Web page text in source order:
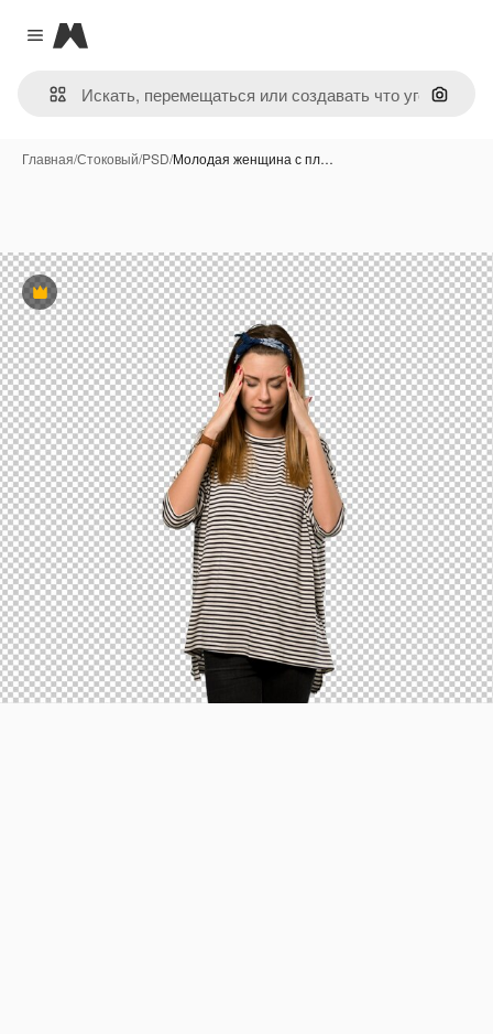
Close menu
Magnific
Поиск
Главная/Стоковый/PSD/Молодая женщина с пл…
Премиум